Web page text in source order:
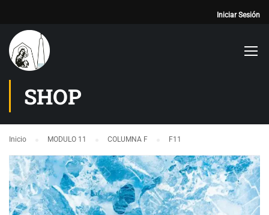
Iniciar Sesión
SHOP
Inicio MODULO 11 COLUMNA F F11